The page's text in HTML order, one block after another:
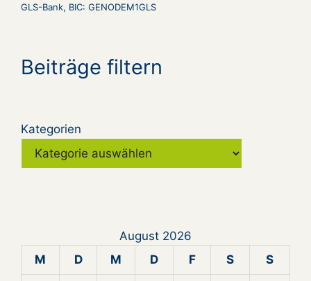
GLS-Bank, BIC: GENODEM1GLS
Beiträge filtern
Kategorien
August 2026
M
D M D F S S